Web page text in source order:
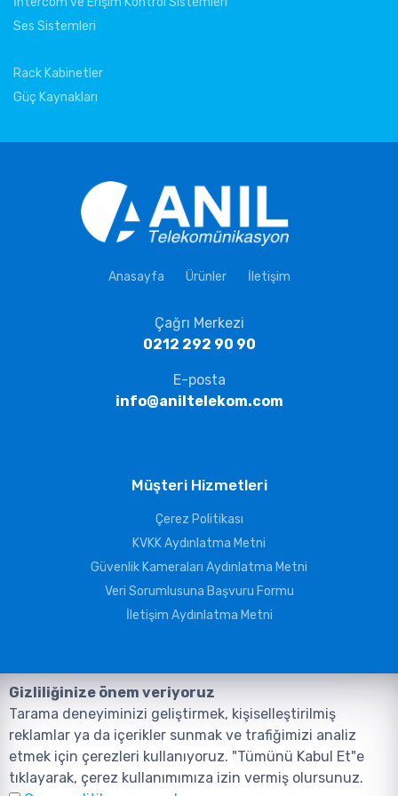
Ses Sistemleri
Rack Kabinetler
Güç Kaynakları
Anasayfa Ürünler İletişim
Çağrı Merkezi
0212 292 90 90
E-posta
info@aniltelekom.com
Müşteri Hizmetleri
Çerez Politikası
KVKK Aydınlatma Metni
Güvenlik Kameraları Aydınlatma Metni
Veri Sorumlusuna Başvuru Formu
İletişim Aydınlatma Metni
©2026, Tüm Hakları ANIL TELEKOMÜNİKASYON GÜVENLİK VE BİLİŞİM
Gizliliğinize önem veriyoruz
Tarama deneyiminizi geliştirmek, kişiselleştirilmiş
reklamlar ya da içerikler sunmak ve trafiğimizi analiz
etmek için çerezleri kullanıyoruz. "Tümünü Kabul Et"e
tıklayarak, çerez kullanımımıza izin vermiş olursunuz.